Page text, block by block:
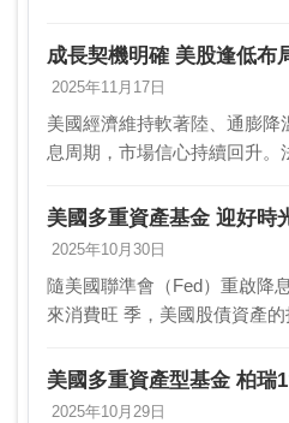
指數且採季配息的ETF—富邦
成長契機明確 美股逢低布
2025年11月17日
美國經濟維持軟著陸、通膨降
息周期，市場信心持續回升。
勞動市場降溫與關稅效應對消
動…
美國多重資產基金 迎好時
2025年10月30日
隨美國聯準會（Fed）重啟降
來消費旺 季，美國股債資產
瞄準全球最大經濟體的美國，
美國多重資產型基金 柏瑞
2025年10月29日